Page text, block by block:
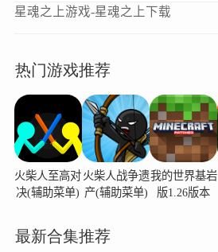
星魂之上游戏-星魂之上下载
热门游戏推荐
火柴人至高对
决(辅助菜单)
火柴人战争遗
产(辅助菜单)
我的世界基岩
版1.26版本
最新合集推荐